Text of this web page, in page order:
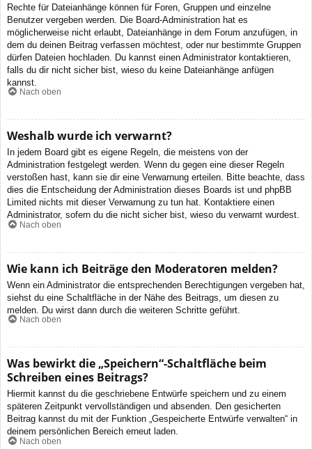
Rechte für Dateianhänge können für Foren, Gruppen und einzelne
Benutzer vergeben werden. Die Board-Administration hat es
möglicherweise nicht erlaubt, Dateianhänge in dem Forum anzufügen, in
dem du deinen Beitrag verfassen möchtest, oder nur bestimmte Gruppen
dürfen Dateien hochladen. Du kannst einen Administrator kontaktieren,
falls du dir nicht sicher bist, wieso du keine Dateianhänge anfügen
kannst.
Nach oben
Weshalb wurde ich verwarnt?
In jedem Board gibt es eigene Regeln, die meistens von der
Administration festgelegt werden. Wenn du gegen eine dieser Regeln
verstoßen hast, kann sie dir eine Verwarnung erteilen. Bitte beachte, dass
dies die Entscheidung der Administration dieses Boards ist und phpBB
Limited nichts mit dieser Verwarnung zu tun hat. Kontaktiere einen
Administrator, sofern du die nicht sicher bist, wieso du verwarnt wurdest.
Nach oben
Wie kann ich Beiträge den Moderatoren melden?
Wenn ein Administrator die entsprechenden Berechtigungen vergeben hat,
siehst du eine Schaltfläche in der Nähe des Beitrags, um diesen zu
melden. Du wirst dann durch die weiteren Schritte geführt.
Nach oben
Was bewirkt die „Speichern“-Schaltfläche beim
Schreiben eines Beitrags?
Hiermit kannst du die geschriebene Entwürfe speichern und zu einem
späteren Zeitpunkt vervollständigen und absenden. Den gesicherten
Beitrag kannst du mit der Funktion „Gespeicherte Entwürfe verwalten“ in
deinem persönlichen Bereich erneut laden.
Nach oben